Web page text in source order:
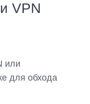
VPN
или
для обхода